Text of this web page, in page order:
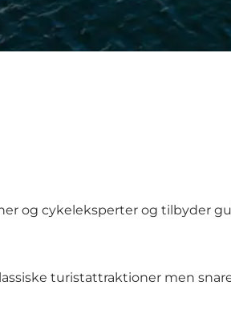
og cykeleksperter og tilbyder
turistattraktioner men